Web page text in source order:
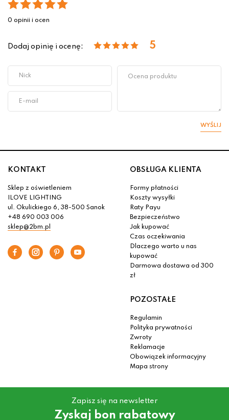
0 opinii i ocen
Dodaj opinię i ocenę: 5
WYŚLIJ
KONTAKT
Sklep z oświetleniem
ILOVE LIGHTING
ul. Okulickiego 6, 38-500 Sanok
+48 690 003 006
sklep@2bm.pl
OBSŁUGA KLIENTA
Formy płatności
Koszty wysyłki
Raty Payu
Bezpieczeństwo
Jak kupować
Czas oczekiwania
Dlaczego warto u nas
kupować
Darmowa dostawa od 300
zł
POZOSTAŁE
Regulamin
Polityka prywatności
Zwroty
Reklamacje
Obowiązek informacyjny
Mapa strony
Zapisz się na newsletter
Zyskaj bon rabatowy